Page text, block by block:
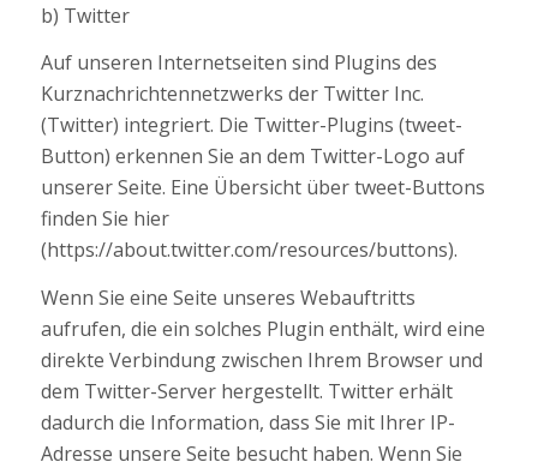
b) Twitter
Auf unseren Internetseiten sind Plugins des
Kurznachrichtennetzwerks der Twitter Inc.
(Twitter) integriert. Die Twitter-Plugins (tweet-
Button) erkennen Sie an dem Twitter-Logo auf
unserer Seite. Eine Übersicht über tweet-Buttons
finden Sie hier
(https://about.twitter.com/resources/buttons).
Wenn Sie eine Seite unseres Webauftritts
aufrufen, die ein solches Plugin enthält, wird eine
direkte Verbindung zwischen Ihrem Browser und
dem Twitter-Server hergestellt. Twitter erhält
dadurch die Information, dass Sie mit Ihrer IP-
Adresse unsere Seite besucht haben. Wenn Sie